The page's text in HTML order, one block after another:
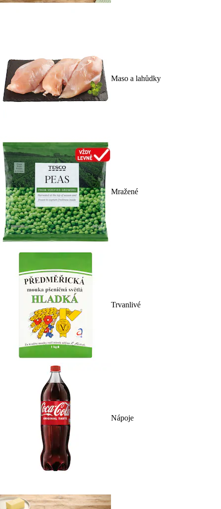
Maso a lahůdky
Mražené
Trvanlivé
Nápoje